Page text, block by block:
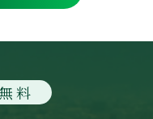
料